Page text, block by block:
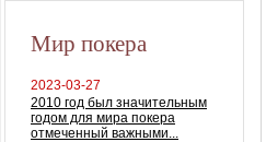
Мир покера
2023-03-27
2010 год был значительным
годом для мира покера
отмеченный важными...